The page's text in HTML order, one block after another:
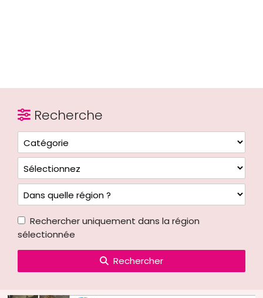
Recherche
Rechercher uniquement dans la région
sélectionnée
Rechercher